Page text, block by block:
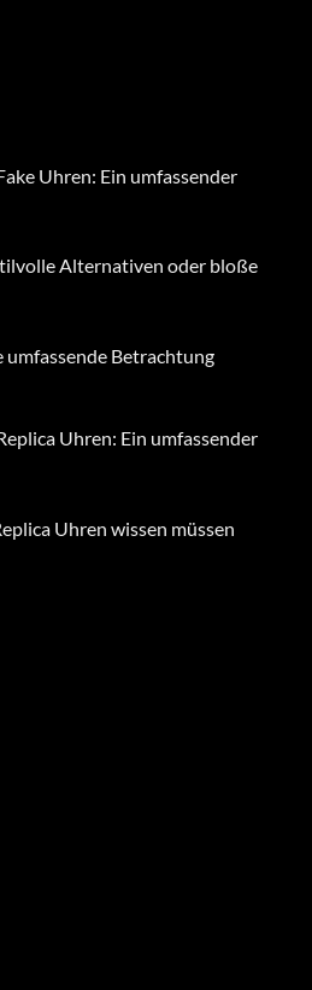
Uhren: Ein umfassender
Alternativen oder bloße
umfassende Betrachtung
Uhren: Ein umfassender
Uhren wissen müssen